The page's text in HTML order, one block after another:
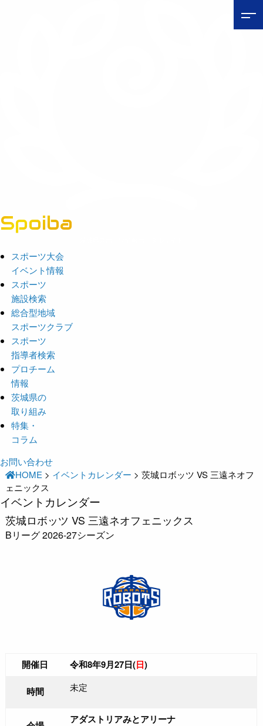
Spoiba
スポーツ大会
イベント情報
スポーツ
施設検索
総合型地域
スポーツクラブ
スポーツ
指導者検索
プロチーム
情報
茨城県の
取り組み
特集・
コラム
お問い合わせ
HOME > イベントカレンダー >茨城ロボッツ VS 三遠ネオフ
ェニックス
イベントカレンダー
茨城ロボッツ VS 三遠ネオフェニックス
Bリーグ 2026-27シーズン
開催日 令和8年9月27日(日)
時間 未定
アダストリアみとアリーナ